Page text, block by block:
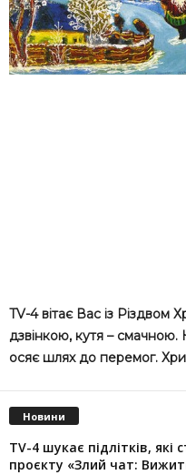
TV-4 вітає Вас із
дзвінкою, кутя – смачною.
осяє шлях до перемог.
Новини
TV-4 шукає підлітків,
проєкту «Злий чат: